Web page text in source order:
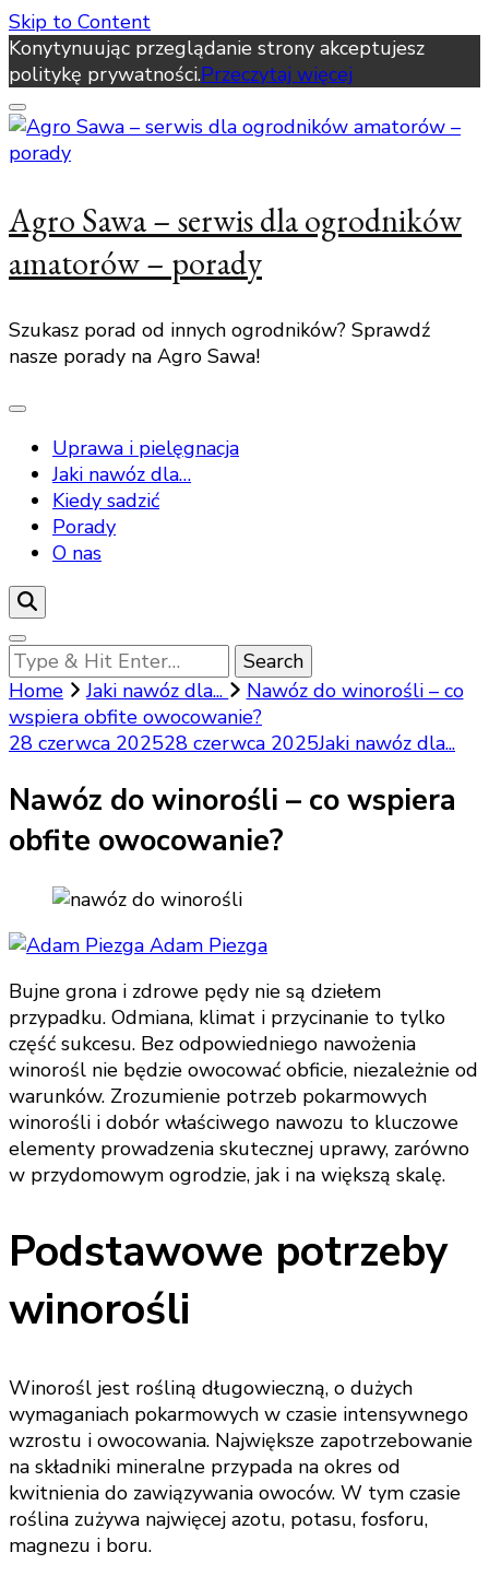
Skip to Content
Konytynuując przeglądanie strony akceptujesz
politykę prywatności.Przeczytaj więcej
Agro Sawa – serwis dla ogrodników
amatorów – porady
Szukasz porad od innych ogrodników? Sprawdź
nasze porady na Agro Sawa!
Uprawa i pielęgnacja
Jaki nawóz dla…
Kiedy sadzić
Porady
O nas
Looking
for
Something?
Home Jaki nawóz dla...
Nawóz do winorośli – co
wspiera obfite owocowanie?
28 czerwca 202528 czerwca 2025Jaki nawóz dla...
Nawóz do winorośli – co wspiera
obfite owocowanie?
Adam Piezga
Bujne grona i zdrowe pędy nie są dziełem
przypadku. Odmiana, klimat i przycinanie to tylko
część sukcesu. Bez odpowiedniego nawożenia
winorośl nie będzie owocować obficie, niezależnie od
warunków. Zrozumienie potrzeb pokarmowych
winorośli i dobór właściwego nawozu to kluczowe
elementy prowadzenia skutecznej uprawy, zarówno
w przydomowym ogrodzie, jak i na większą skalę.
Podstawowe potrzeby
winorośli
Winorośl jest rośliną długowieczną, o dużych
wymaganiach pokarmowych w czasie intensywnego
wzrostu i owocowania. Największe zapotrzebowanie
na składniki mineralne przypada na okres od
kwitnienia do zawiązywania owoców. W tym czasie
roślina zużywa najwięcej azotu, potasu, fosforu,
magnezu i boru.